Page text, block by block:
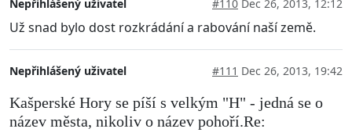
Nepřihlášený uživatel #110 Dec 26, 2013, 12:12
Už snad bylo dost rozkrádání a rabování naší země.
Nepřihlášený uživatel #111 Dec 26, 2013, 19:42
Kašperské Hory se píší s velkým "H" - jedná se o
název města, nikoliv o název pohoří.Re: